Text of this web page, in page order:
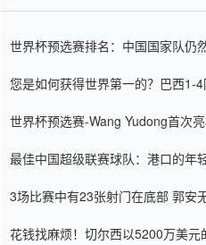
世界杯预选赛排名：中国国家队仍
您是如何获得世界第一的？巴西1-
世界杯预选赛-Wang Yudong首次
最佳中国超级联赛球队：港口的年
3场比赛中有23张射门在底部 郭安
花钱找麻烦！切尔西以5200万美